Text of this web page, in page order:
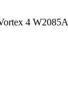
4 W2085A